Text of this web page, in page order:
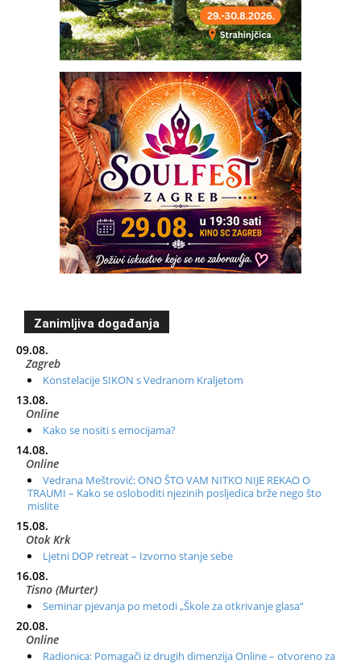
Zanimljiva događanja
09.08.
Zagreb
Konstelacije SIKON s Vedranom Kraljetom
13.08.
Online
Kako se nositi s emocijama?
14.08.
Online
Vedrana Meštrović: ONO ŠTO VAM NITKO NIJE REKAO O
TRAUMI – Kako se osloboditi njezinih posljedica brže nego što
mislite
15.08.
Otok Krk
Ljetni DOP retreat – Izvorno stanje sebe
16.08.
Tisno (Murter)
Seminar pjevanja po metodi „Škole za otkrivanje glasa“
20.08.
Online
Radionica: Pomagači iz drugih dimenzija Online – otvoreno za